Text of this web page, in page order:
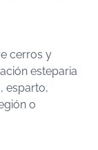
cerros y
esteparia
esparto,
o